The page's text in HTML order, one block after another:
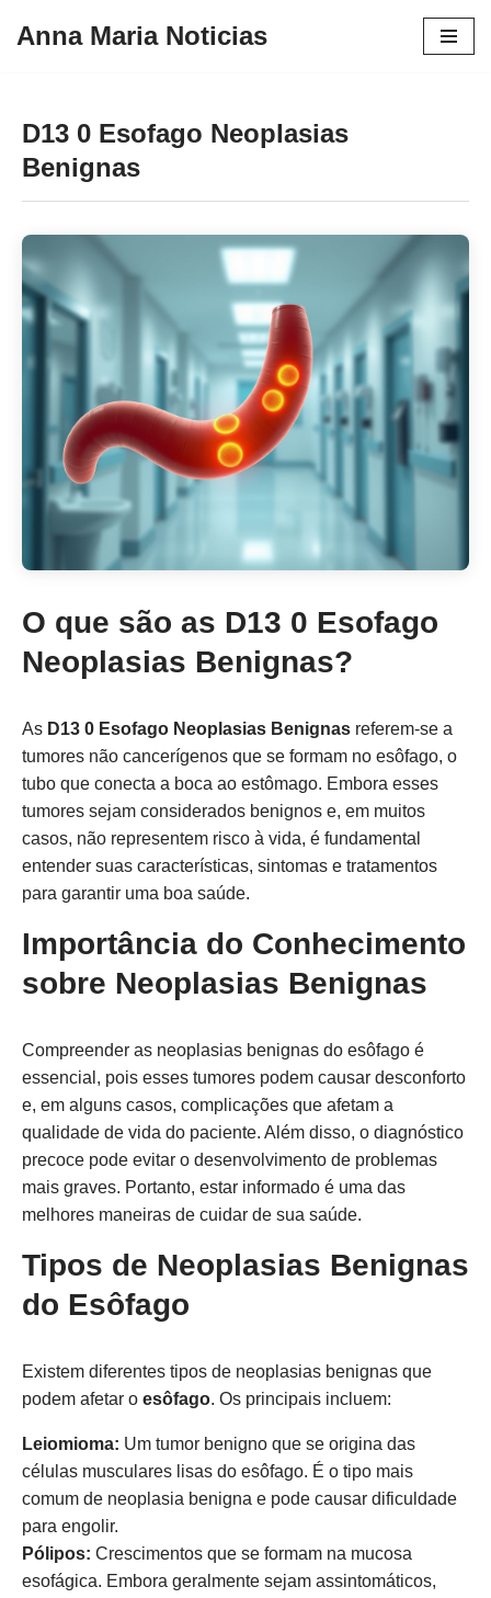
conteúdo
Anna Maria Noticias
D13 0 Esofago Neoplasias
Benignas
O que são as D13 0 Esofago
Neoplasias Benignas?
As D13 0 Esofago Neoplasias Benignas referem-se a
tumores não cancerígenos que se formam no esôfago, o
tubo que conecta a boca ao estômago. Embora esses
tumores sejam considerados benignos e, em muitos
casos, não representem risco à vida, é fundamental
entender suas características, sintomas e tratamentos
para garantir uma boa saúde.
Importância do Conhecimento
sobre Neoplasias Benignas
Compreender as neoplasias benignas do esôfago é
essencial, pois esses tumores podem causar desconforto
e, em alguns casos, complicações que afetam a
qualidade de vida do paciente. Além disso, o diagnóstico
precoce pode evitar o desenvolvimento de problemas
mais graves. Portanto, estar informado é uma das
melhores maneiras de cuidar de sua saúde.
Tipos de Neoplasias Benignas
do Esôfago
Existem diferentes tipos de neoplasias benignas que
podem afetar o esôfago. Os principais incluem:
Leiomioma: Um tumor benigno que se origina das
células musculares lisas do esôfago. É o tipo mais
comum de neoplasia benigna e pode causar dificuldade
para engolir.
Pólipos: Crescimentos que se formam na mucosa
esofágica. Embora geralmente sejam assintomáticos,